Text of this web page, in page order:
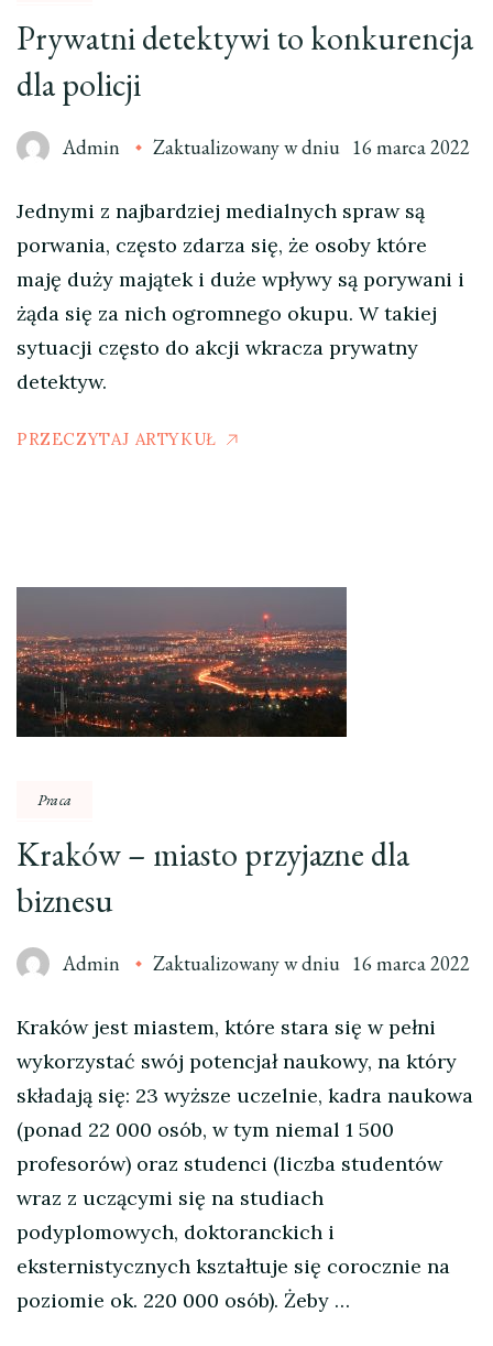
Prywatni detektywi to konkurencja
dla policji
Admin Zaktualizowany w dniu 16 marca 2022
Jednymi z najbardziej medialnych spraw są
porwania, często zdarza się, że osoby które
maję duży majątek i duże wpływy są porywani i
żąda się za nich ogromnego okupu. W takiej
sytuacji często do akcji wkracza prywatny
detektyw.
PRZECZYTAJ ARTYKUŁ
Praca
Kraków – miasto przyjazne dla
biznesu
Admin Zaktualizowany w dniu 16 marca 2022
Kraków jest miastem, które stara się w pełni
wykorzystać swój potencjał naukowy, na który
składają się: 23 wyższe uczelnie, kadra naukowa
(ponad 22 000 osób, w tym niemal 1 500
profesorów) oraz studenci (liczba studentów
wraz z uczącymi się na studiach
podyplomowych, doktoranckich i
eksternistycznych kształtuje się corocznie na
poziomie ok. 220 000 osób). Żeby …